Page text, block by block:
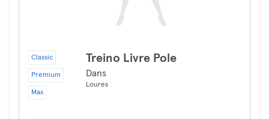
Classic
Premium
Max
Treino Livre Pole
Dans
Loures